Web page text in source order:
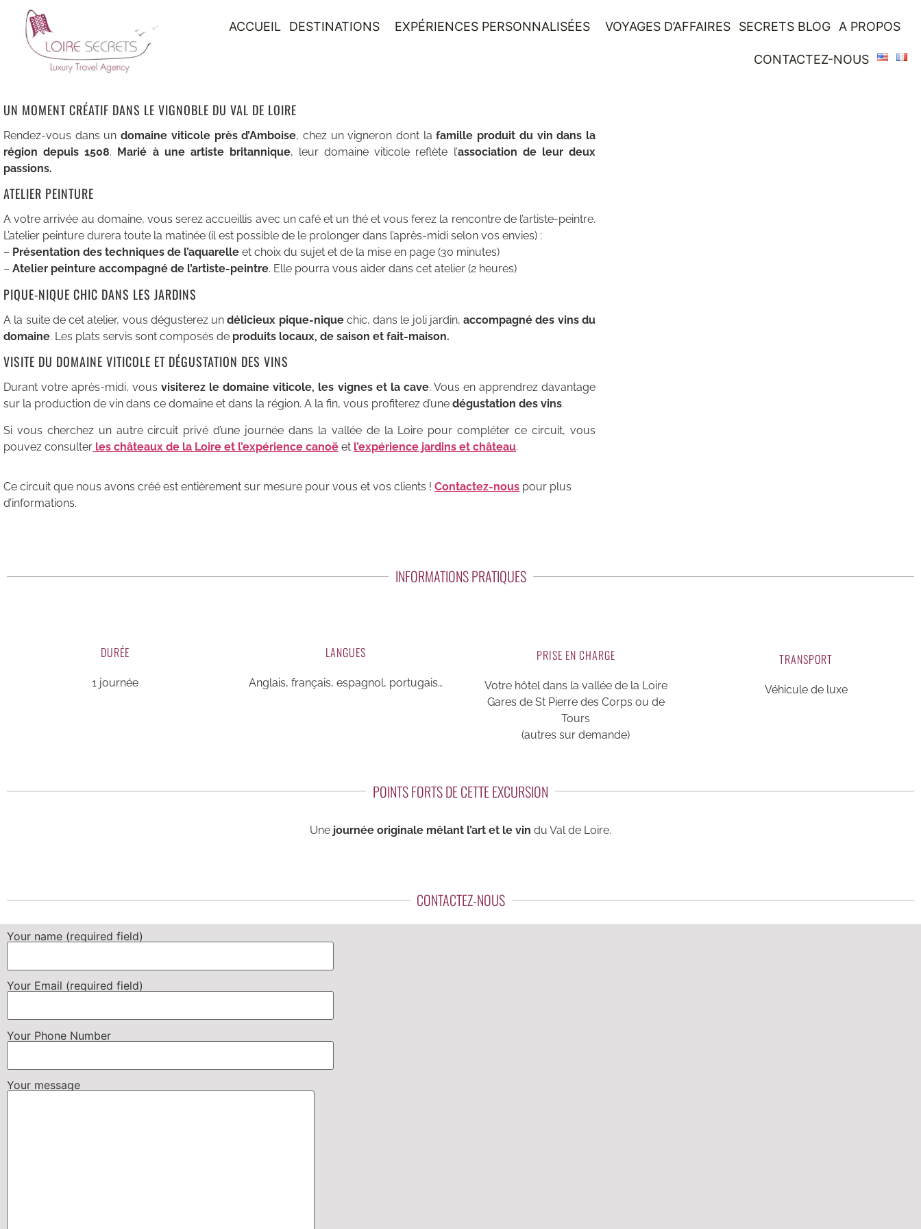
ACCUEIL DESTINATIONS EXPÉRIENCES PERSONNALISÉES VOYAGES D’AFFAIRES SECRETS BLOG A PROPOS
CONTACTEZ-NOUS
UN MOMENT CRÉATIF DANS LE VIGNOBLE DU VAL DE LOIRE
Rendez-vous dans un domaine viticole près d’Amboise, chez un vigneron dont la famille produit du vin dans la
région depuis 1508. Marié à une artiste britannique, leur domaine viticole reflète l’association de leur deux
passions.
ATELIER PEINTURE
A votre arrivée au domaine, vous serez accueillis avec un café et un thé et vous ferez la rencontre de l’artiste-peintre.
L’atelier peinture durera toute la matinée (il est possible de le prolonger dans l’après-midi selon vos envies) :
– Présentation des techniques de l’aquarelle et choix du sujet et de la mise en page (30 minutes)
– Atelier peinture accompagné de l’artiste-peintre. Elle pourra vous aider dans cet atelier (2 heures)
PIQUE-NIQUE CHIC DANS LES JARDINS
A la suite de cet atelier, vous dégusterez undélicieux pique-niquechic, dans le joli jardin,accompagné des vins du
domaine. Les plats servis sont composés de produits locaux, de saison et fait-maison.
VISITE DU DOMAINE VITICOLE ET DÉGUSTATION DES VINS
Durant votre après-midi, vousvisiterez le domaine viticole, les vignes et la cave. Vous en apprendrez davantage
sur la production de vin dans ce domaine et dans la région. A la fin, vous profiterez d’une dégustation des vins.
Si vous cherchez un autre circuit privé d’une journée dans la vallée de la Loire pour compléter ce circuit, vous
pouvez consulter les châteaux de la Loire et l’expérience canoë et l’expérience jardins et château.
Ce circuit que nous avons créé est entièrement sur mesure pour vous et vos clients ! Contactez-nous pour plus
d’informations.
INFORMATIONS PRATIQUES
DURÉE
1 journée
LANGUES
Anglais, français, espagnol, portugais…
PRISE EN CHARGE
Votre hôtel dans la vallée de la Loire
Gares de St Pierre des Corps ou de
Tours
(autres sur demande)
TRANSPORT
Véhicule de luxe
POINTS FORTS DE CETTE EXCURSION
Une journée originale mêlant l’art et le vin du Val de Loire.
CONTACTEZ-NOUS
Your name (required field)
Your Email (required field)
Your Phone Number
Your message